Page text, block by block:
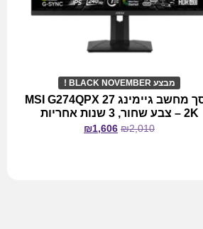
מבצע BLACK NOVEMBER !
מסך מחשב גיימינג 27 MSI G274QPX
2K – צבע שחור, 3 שנות אחריות
₪2,010
₪1,606